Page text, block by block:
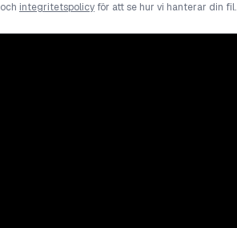
och integritetspolicy för att se hur vi hanterar din fil.